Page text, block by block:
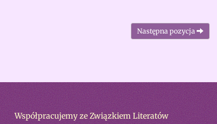
Następna pozycja
Współpracujemy ze Związkiem Literatów